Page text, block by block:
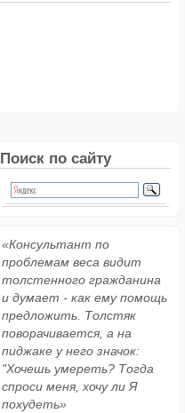
Поиск по сайту
«Консультант по
проблемам веса видит
толстенного гражданина
и думает - как ему помощь
предложить. Толстяк
поворачивается, а на
пиджаке у него значок:
"Хочешь умереть? Тогда
спроси меня, хочу ли Я
похудеть»